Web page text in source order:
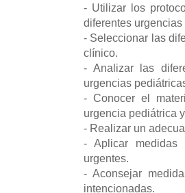
- Utilizar los
diferentes
- Seleccionar las
clínico.
- Analizar las
urgencias
- Conocer el
urgencia pediátrica
- Realizar un
- Aplicar medidas
urgentes.
- Aconsejar
intencionadas.